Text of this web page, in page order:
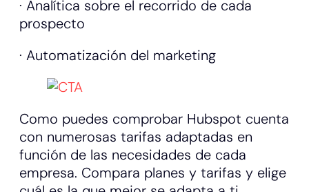
· Analítica sobre el recorrido de cada
prospecto
· Automatización del marketing
Como puedes comprobar Hubspot cuenta
con numerosas tarifas adaptadas en
función de las necesidades de cada
empresa. Compara planes y tarifas y elige